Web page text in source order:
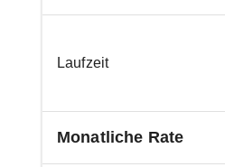
Laufzeit
Monatliche Rate